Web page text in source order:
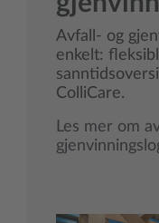
Avfall- og
enkelt:
ColliCare.
Les mer om